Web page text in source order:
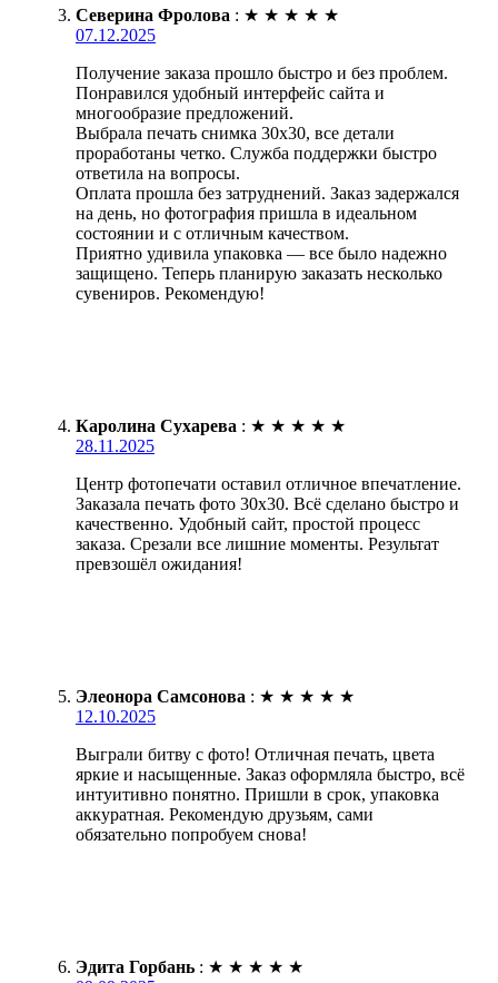
Северина Фролова : ★ ★ ★ ★ ★
07.12.2025
Получение заказа прошло быстро и без проблем.
Понравился удобный интерфейс сайта и
многообразие предложений.
Выбрала печать снимка 30х30, все детали
проработаны четко. Служба поддержки быстро
ответила на вопросы.
Оплата прошла без затруднений. Заказ задержался
на день, но фотография пришла в идеальном
состоянии и с отличным качеством.
Приятно удивила упаковка — все было надежно
защищено. Теперь планирую заказать несколько
сувениров. Рекомендую!
Каролина Сухарева : ★ ★ ★ ★ ★
28.11.2025
Центр фотопечати оставил отличное впечатление.
Заказала печать фото 30х30. Всё сделано быстро и
качественно. Удобный сайт, простой процесс
заказа. Срезали все лишние моменты. Результат
превзошёл ожидания!
Элеонора Самсонова : ★ ★ ★ ★ ★
12.10.2025
Выграли битву с фото! Отличная печать, цвета
яркие и насыщенные. Заказ оформляла быстро, всё
интуитивно понятно. Пришли в срок, упаковка
аккуратная. Рекомендую друзьям, сами
обязательно попробуем снова!
Эдита Горбань : ★ ★ ★ ★ ★